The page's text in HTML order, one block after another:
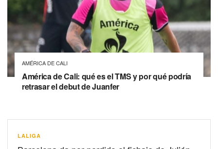
AMÉRICA DE CALI
América de Cali: qué es el TMS y por qué podría
retrasar el debut de Juanfer
LALIGA